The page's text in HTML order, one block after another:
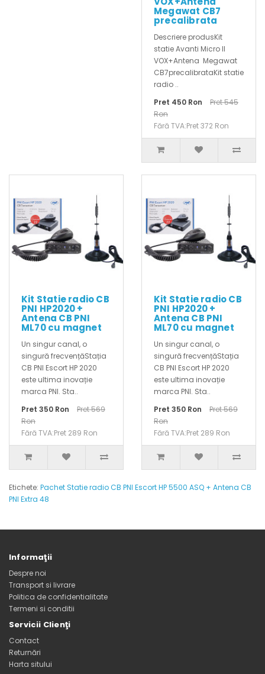
Megawat CB7
precalibrata
Descriere produsKit
statie Avanti Micro II
VOX+Antena Megawat
CB7precalibrataKit statie
radio ..
Pret 450 Ron
Pret 545
Ron
Fără TVA:Pret 372 Ron
Kit Statie radio CB
PNI HP2020 +
Antena CB PNI
ML70 cu magnet
Un singur canal, o
singură frecvențăStația
CB PNI Escort HP 2020
este ultima inovație
marca PNI. Sta..
Pret 350 Ron
Pret 569
Ron
Fără TVA:Pret 289 Ron
Kit Statie radio CB
PNI HP2020 +
Antena CB PNI
ML70 cu magnet
Un singur canal, o
singură frecvențăStația
CB PNI Escort HP 2020
este ultima inovație
marca PNI. Sta..
Pret 350 Ron
Pret 569
Ron
Fără TVA:Pret 289 Ron
Etichete: Pachet Statie radio CB PNI Escort HP 5500 ASQ + Antena CB
PNI Extra 48
Informaţii
Despre noi
Transport si livrare
Politica de confidentialitate
Termeni si conditii
Servicii Clienţi
Contact
Returnări
Harta sitului